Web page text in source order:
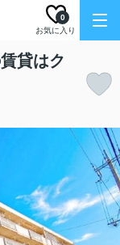
お気に入り
0
貸はク